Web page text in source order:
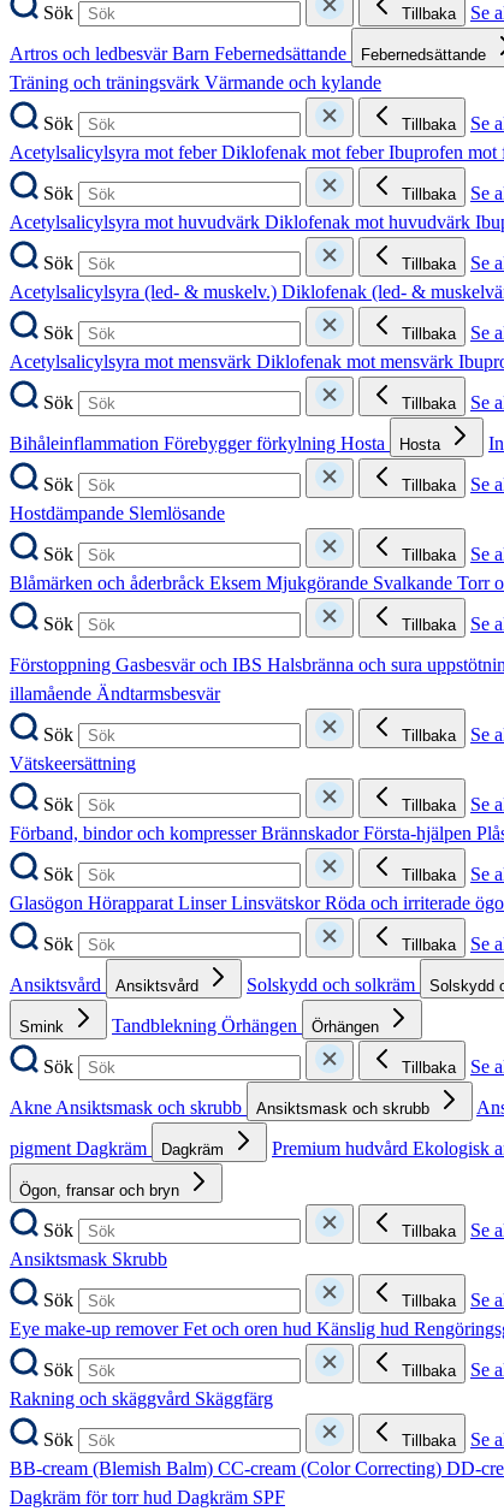
Sök
Tillbaka
Se
Artros och ledbesvärBarn Febernedsättande Febernedsättande
Träning och träningsvärk Värmande och kylande
Sök
Tillbaka
Se
Acetylsalicylsyra mot feberDiklofenak mot feberIbuprofen mot
Sök
Tillbaka
Se
Acetylsalicylsyra mot huvudvärk Diklofenak mot huvudvärk
Sök
Tillbaka
Se
Acetylsalicylsyra (led- & muskelv.) Diklofenak (led- &
Sök
Tillbaka
Se
Acetylsalicylsyra mot mensvärk Diklofenak mot mensvärk
Sök
Tillbaka
Se
Bihåleinflammation Förebygger förkylning Hosta Hosta
Sök
Tillbaka
Se
Hostdämpande Slemlösande
Sök
Tillbaka
Se
Blåmärken och åderbråck Eksem Mjukgörande Svalkande Torr
Sök
Tillbaka
Se
Förstoppning Gasbesvär och IBS Halsbränna och sura
illamående Ändtarmsbesvär
Sök
Tillbaka
Se
Vätskeersättning
Sök
Tillbaka
Se
Förband, bindor och kompresserBrännskadorFörsta-hjälpen
Sök
Tillbaka
Se
Glasögon Hörapparat LinserLinsvätskorRöda och irriterade
Sök
Tillbaka
Se
Ansiktsvård
Ansiktsvård Solskydd och solkräm Solskydd
Smink Tandblekning Örhängen Örhängen
Sök Tillbaka
Se
Akne Ansiktsmask och skrubb Ansiktsmask och skrubb
pigment Dagkräm Dagkräm Premium hudvård Ekologisk
Ögon, fransar och bryn
Sök Tillbaka
Se
Ansiktsmask Skrubb
Sök
Tillbaka
Se
Eye make-up removerFet och oren hud Känslig hud
Sök
Tillbaka
Se
Rakning och skäggvård Skäggfärg
Sök
Tillbaka
Se
BB-cream (Blemish Balm) CC-cream (Color Correcting) DD-
Dagkräm för torr hud Dagkräm SPF